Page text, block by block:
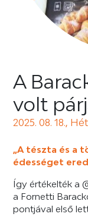
A
volt
2025. 08. 18.,
„A tészta és a
édességet
Így értékelték a
a Fornetti
pontjával első